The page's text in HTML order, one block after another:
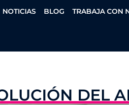
NOTICIAS BLOG TRABAJA CON
DEL